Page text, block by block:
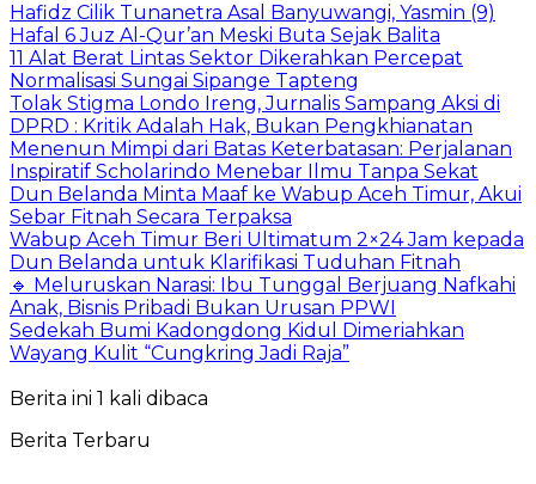
Hafidz Cilik Tunanetra Asal Banyuwangi, Yasmin (9)
Hafal 6 Juz Al-Qur’an Meski Buta Sejak Balita
11 Alat Berat Lintas Sektor Dikerahkan Percepat
Normalisasi Sungai Sipange Tapteng
Tolak Stigma Londo Ireng, Jurnalis Sampang Aksi di
DPRD : Kritik Adalah Hak, Bukan Pengkhianatan
Menenun Mimpi dari Batas Keterbatasan: Perjalanan
Inspiratif Scholarindo Menebar Ilmu Tanpa Sekat
Dun Belanda Minta Maaf ke Wabup Aceh Timur, Akui
Sebar Fitnah Secara Terpaksa
Wabup Aceh Timur Beri Ultimatum 2×24 Jam kepada
Dun Belanda untuk Klarifikasi Tuduhan Fitnah
🔹 Meluruskan Narasi: Ibu Tunggal Berjuang Nafkahi
Anak, Bisnis Pribadi Bukan Urusan PPWI
Sedekah Bumi Kadongdong Kidul Dimeriahkan
Wayang Kulit “Cungkring Jadi Raja”
Berita ini 1 kali dibaca
Berita Terbaru